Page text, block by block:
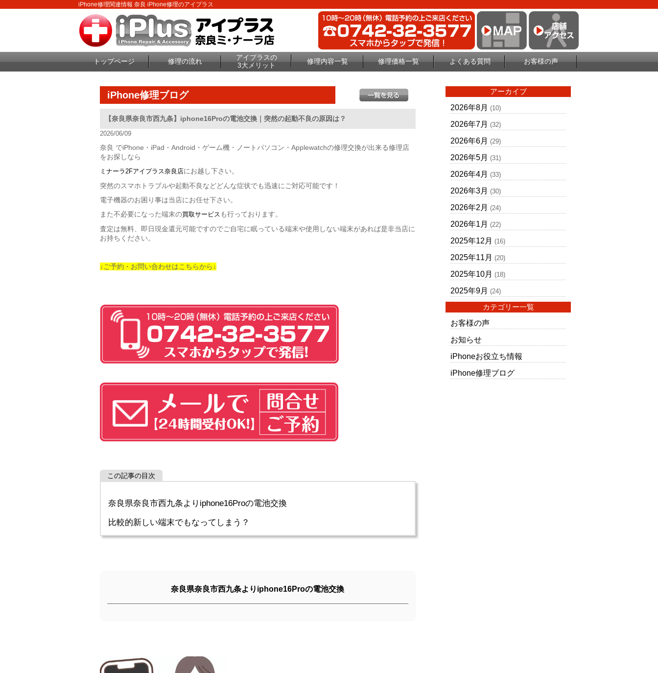
iPhone修理関連情報 奈良 iPhone修理のアイプラス
トップページ 修理の流れ
アイプラスの
3大メリット
修理内容一覧 修理価格一覧 よくある質問 お客様の声
iPhone修理ブログ
【奈良県奈良市西九条】iphone16Proの電池交換｜突然の起動不良の原因は？
2026/06/09
奈良 でiPhone・iPad・Android・ゲーム機・ノートパソコン・Applewatchの修理交換が出来る修理店
をお探しなら
ミナーラ2Fアイプラス奈良店にお越し下さい。
突然のスマホトラブルや起動不良などどんな症状でも迅速にご対応可能です！
電子機器のお困り事は当店にお任せ下さい。
また不必要になった端末の買取サービス も行っております。
査定は無料、即日現金還元可能ですのでご自宅に眠っている端末や使用しない端末があれば是非当店に
お持ちください。
↓ご予約・お問い合わせはこちらから↓
この記事の目次
奈良県奈良市西九条よりiphone16Proの電池交換
比較的新しい端末でもなってしまう？
奈良県奈良市西九条よりiphone16Proの電池交換
アーカイブ
2026年8月 (10)
2026年7月 (32)
2026年6月 (29)
2026年5月 (31)
2026年4月 (33)
2026年3月 (30)
2026年2月 (24)
2026年1月 (22)
2025年12月 (16)
2025年11月 (20)
2025年10月 (18)
2025年9月 (24)
カテゴリー一覧
お客様の声
お知らせ
iPhoneお役立ち情報
iPhone修理ブログ